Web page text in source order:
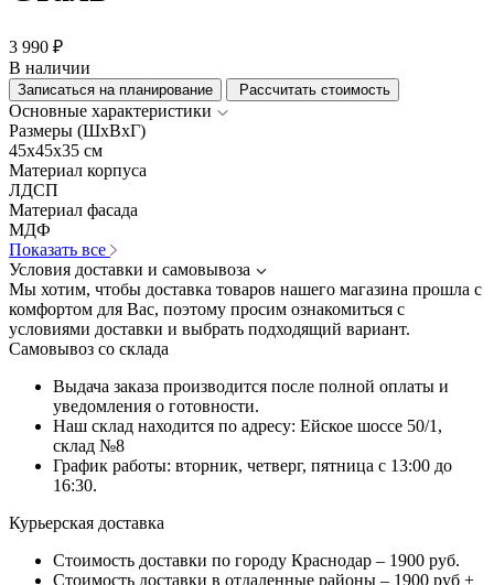
3 990 ₽
В наличии
Записаться на планирование Рассчитать стоимость
Основные характеристики
Размеры (ШхВхГ)
45x45x35 см
Материал корпуса
ЛДСП
Материал фасада
МДФ
Показать все
Условия доставки и самовывоза
Мы хотим, чтобы доставка товаров нашего магазина прошла с
комфортом для Вас, поэтому просим ознакомиться с
условиями доставки и выбрать подходящий вариант.
Самовывоз со склада
Выдача заказа производится после полной оплаты и
уведомления о готовности.
Наш склад находится по адресу: Ейское шоссе 50/1,
склад №8
График работы: вторник, четверг, пятница с 13:00 до
16:30.
Курьерская доставка
Стоимость доставки по городу Краснодар – 1900 руб.
Стоимость доставки в отдаленные районы – 1900 руб +